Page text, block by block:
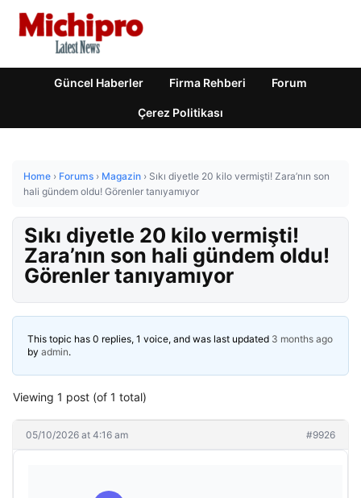
Güncel Haberler Firma Rehberi Forum
Çerez Politikası
Home › Forums › Magazin › Sıkı diyetle 20 kilo vermişti! Zara’nın son
hali gündem oldu! Görenler tanıyamıyor
Sıkı diyetle 20 kilo vermişti!
Zara’nın son hali gündem oldu!
Görenler tanıyamıyor
This topic has 0 replies, 1 voice, and was last updated 3 months ago
by admin.
Viewing 1 post (of 1 total)
05/10/2026 at 4:16 am #9926